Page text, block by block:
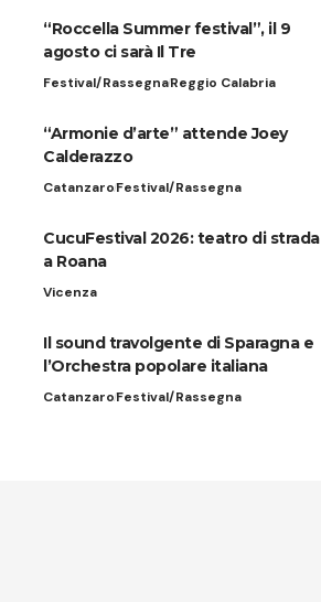
“Roccella Summer festival”, il 9
agosto ci sarà Il Tre
Festival/RassegnaReggio Calabria
“Armonie d’arte” attende Joey
Calderazzo
CatanzaroFestival/Rassegna
CucuFestival 2026: teatro di strada
a Roana
Vicenza
Il sound travolgente di Sparagna e
l’Orchestra popolare italiana
CatanzaroFestival/Rassegna